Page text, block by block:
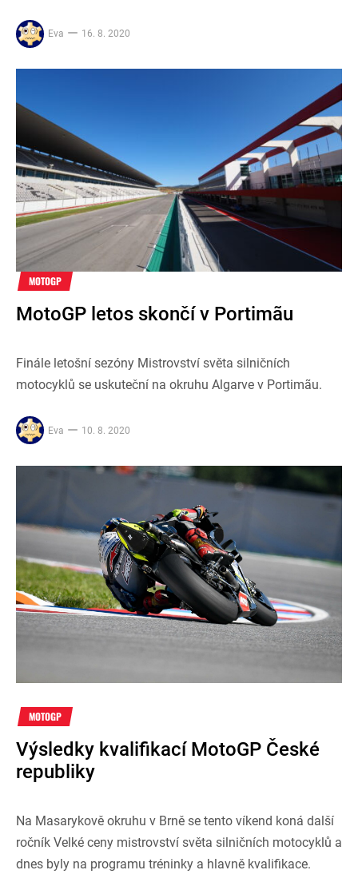
Eva 16. 8. 2020
MOTOGP
MotoGP letos skončí v Portimãu
Finále letošní sezóny Mistrovství světa silničních
motocyklů se uskuteční na okruhu Algarve v Portimãu.
Eva 10. 8. 2020
MOTOGP
Výsledky kvalifikací MotoGP České
republiky
Na Masarykově okruhu v Brně se tento víkend koná další
ročník Velké ceny mistrovství světa silničních motocyklů a
dnes byly na programu tréninky a hlavně kvalifikace.